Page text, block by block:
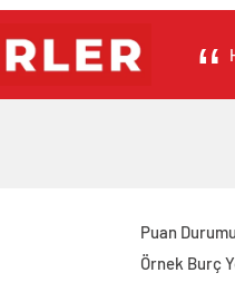
Puan Durumu
Örnek Burç